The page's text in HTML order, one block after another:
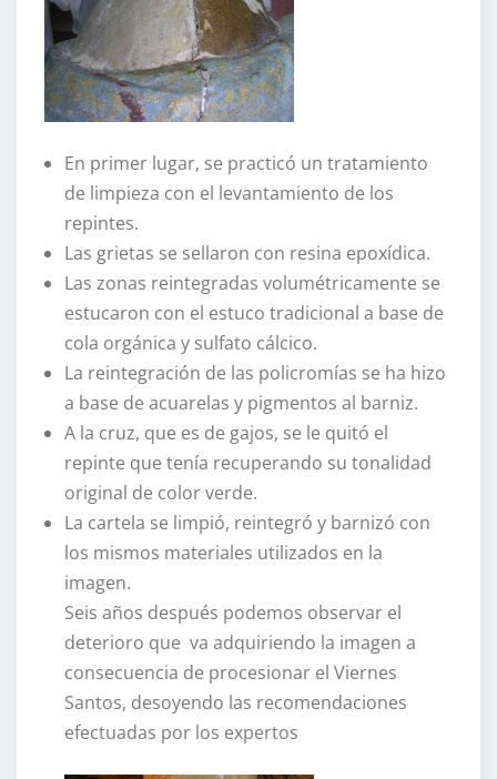
En primer lugar, se practicó un tratamiento
de limpieza con el levantamiento de los
repintes.
Las grietas se sellaron con resina epoxídica.
Las zonas reintegradas volumétricamente se
estucaron con el estuco tradicional a base de
cola orgánica y sulfato cálcico.
La reintegración de las policromías se ha hizo
a base de acuarelas y pigmentos al barniz.
A la cruz, que es de gajos, se le quitó el
repinte que tenía recuperando su tonalidad
original de color verde.
La cartela se limpió, reintegró y barnizó con
los mismos materiales utilizados en la
imagen.
Seis años después podemos observar el
deterioro que va adquiriendo la imagen a
consecuencia de procesionar el Viernes
Santos, desoyendo las recomendaciones
efectuadas por los expertos